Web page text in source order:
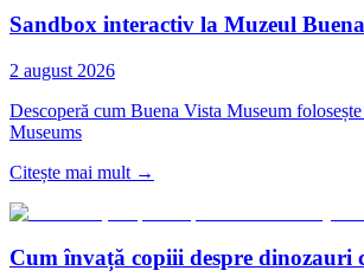
Sandbox interactiv la Muzeul
2 august 2026
Descoperă cum Buena Vista Museum
Museums
Citește mai mult →
Cum învață copiii despre